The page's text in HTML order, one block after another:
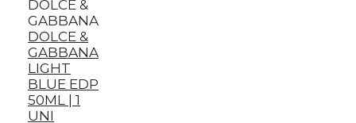
DOLCE &
GABBANA
DOLCE &
GABBANA
LIGHT
BLUE EDP
50ML | 1
UNI